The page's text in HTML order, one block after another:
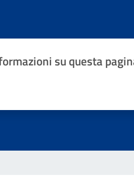
su questa